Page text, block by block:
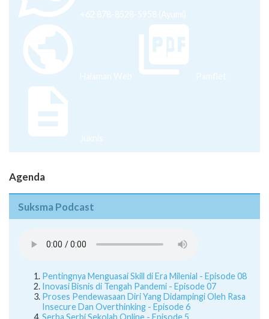
+62 878-8528-5958 (Ayumi)
Halaman Web Pamflet
Juknis
Agenda
Suksma Podcast
Pentingnya Menguasai Skill di Era Milenial - Episode 08
Inovasi Bisnis di Tengah Pandemi - Episode 07
Proses Pendewasaan Diri Yang Didampingi Oleh Rasa
Insecure Dan Overthinking - Episode 6